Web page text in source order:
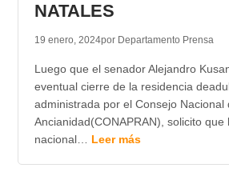
NATALES
19 enero, 2024por Departamento Prensa
Luego que el senador Alejandro
eventual cierre de la residencia
administrada por el Consejo Nacional
Ancianidad(CONAPRAN), solicito que
nacional… Leer más